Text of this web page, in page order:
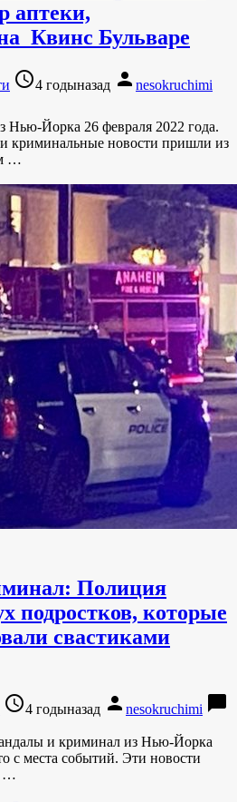
аптеки,
Квинс Бульваре
access_time4 годыназад person nesokruchimi
Нью-Йорка 26 февраля 2022 года.
криминальные новости пришли из
…
Полиция
подростков, которые
свастиками
access_time4 годыназад person nesokruchimi chat_bubble
и криминал из Нью-Йорка
с места событий. Эти новости
…